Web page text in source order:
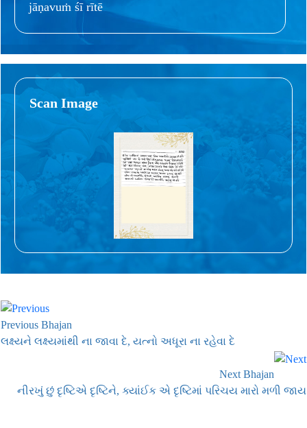
jāṇavuṁ śī rītē
Scan Image
Previous Bhajan
લક્ષ્યને લક્ષ્યમાંથી ના જાવા દે, યત્નો અધૂરા ના રહેવા દે
Next Bhajan
નીરખું છું દૃષ્ટિએ દૃષ્ટિને, ક્યાંઈક એ દૃષ્ટિમાં પરિચય મારો મળી જાય